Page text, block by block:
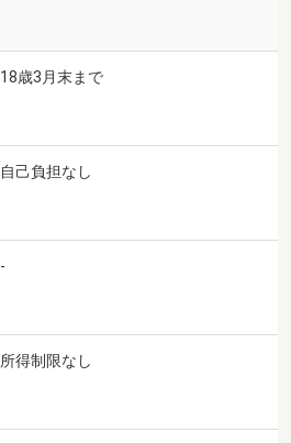
18歳3月末まで
自己負担なし
-
所得制限なし